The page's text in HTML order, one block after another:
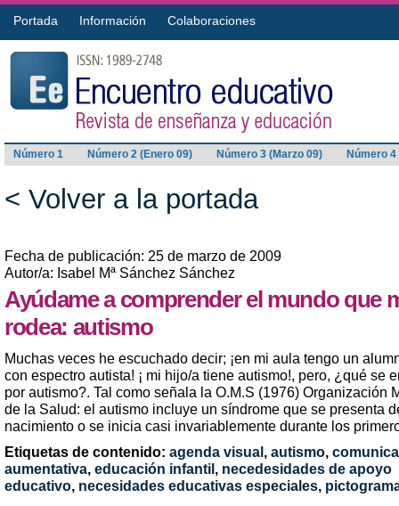
Portada Información Colaboraciones
Número 1 Número 2 (Enero 09) Número 3 (Marzo 09) Número
< Volver a la portada
Fecha de publicación: 25 de marzo de 2009
Autor/a: Isabel Mª Sánchez Sánchez
Ayúdame a comprender el mundo que
rodea: autismo
Muchas veces he escuchado decir; ¡en mi aula tengo un
con espectro autista! ¡ mi hijo/a tiene autismo!, pero, ¿qué se
por autismo?. Tal como señala la O.M.S (1976) Organización
de la Salud: el autismo incluye un síndrome que se presenta
nacimiento o se inicia casi invariablemente durante los
Etiquetas de contenido: agenda visual, autismo,
aumentativa, educación infantil, necedesidades de apoyo
educativo, necesidades educativas especiales,